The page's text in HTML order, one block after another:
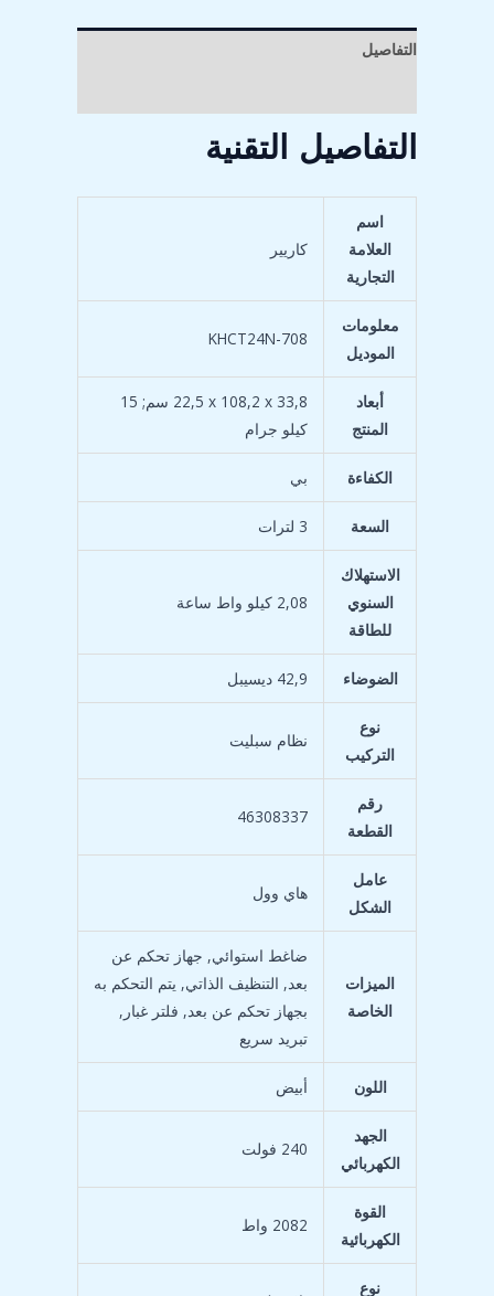
التفاصيل
التفاصيل التقنية
اسم
العلامة
التجارية
معلومات
الموديل
‎KHCT24N-708
أبعاد
المنتج
‎22,5 x 108,2 x 33,8 سم; 15
كيلو جرام
الكفاءة
السعة ‎3 لترات
الاستهلاك
السنوي
للطاقة
‎2,08 كيلو واط ساعة
الضوضاء ‎42,9 ديسيبل
نوع
التركيب
رقم
القطعة
‎46308337
عامل
الشكل
الميزات
الخاصة
‎ضاغط استوائي, جهاز تحكم عن
بعد, التنظيف الذاتي, يتم التحكم به
بجهاز تحكم عن بعد, فلتر غبار,
تبريد سريع
اللون
الجهد
الكهربائي
‎240 فولت
القوة
الكهربائية
‎2082 واط
نوع